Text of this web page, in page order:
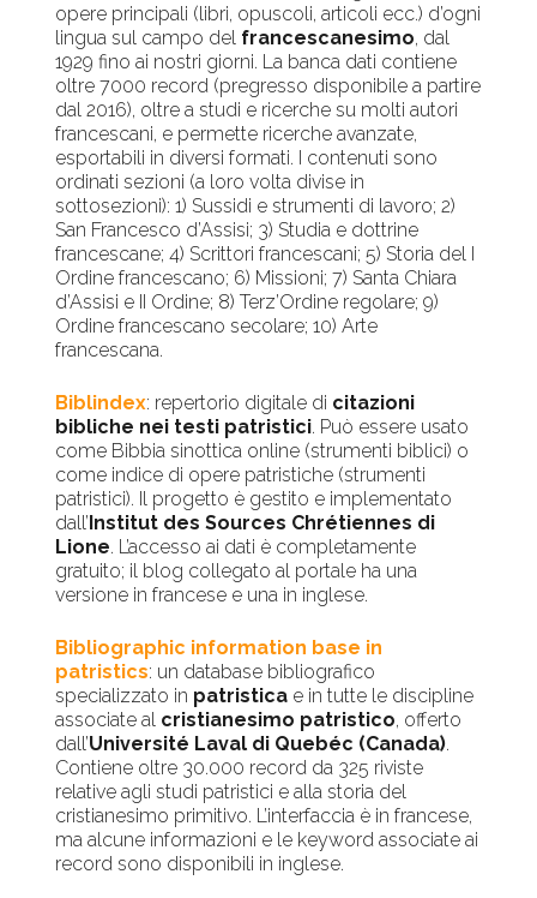
opere principali (libri, opuscoli, articoli ecc.) d’ogni
lingua sul campo del francescanesimo, dal
1929 fino ai nostri giorni. La banca dati contiene
oltre 7000 record (pregresso disponibile a partire
dal 2016), oltre a studi e ricerche su molti autori
francescani, e permette ricerche avanzate,
esportabili in diversi formati. I contenuti sono
ordinati sezioni (a loro volta divise in
sottosezioni): 1) Sussidi e strumenti di lavoro; 2)
San Francesco d’Assisi; 3) Studia e dottrine
francescane; 4) Scrittori francescani; 5) Storia del I
Ordine francescano; 6) Missioni; 7) Santa Chiara
d’Assisi e II Ordine; 8) Terz’Ordine regolare; 9)
Ordine francescano secolare; 10) Arte
francescana.
Biblindex: repertorio digitale di citazioni
bibliche nei testi patristici. Può essere usato
come Bibbia sinottica online (strumenti biblici) o
come indice di opere patristiche (strumenti
patristici). Il progetto è gestito e implementato
dall’ Institut des Sources Chrétiennes di
Lione. L’accesso ai dati è completamente
gratuito; il blog collegato al portale ha una
versione in francese e una in inglese.
Bibliographic information base in
patristics: un database bibliografico
specializzato in patristica e in tutte le discipline
associate al cristianesimo patristico, offerto
dall’Université Laval di Quebéc (Canada).
Contiene oltre 30.000 record da 325 riviste
relative agli studi patristici e alla storia del
cristianesimo primitivo. L’interfaccia è in francese,
ma alcune informazioni e le keyword associate ai
record sono disponibili in inglese.